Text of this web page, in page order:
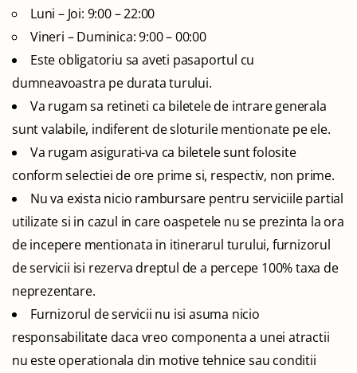
Luni – Joi: 9:00 – 22:00
Vineri – Duminica: 9:00 – 00:00
Este obligatoriu sa aveti pasaportul cu
dumneavoastra pe durata turului.
Va rugam sa retineti ca biletele de intrare generala
sunt valabile, indiferent de sloturile mentionate pe ele.
Va rugam asigurati-va ca biletele sunt folosite
conform selectiei de ore prime si, respectiv, non prime.
Nu va exista nicio rambursare pentru serviciile partial
utilizate si in cazul in care oaspetele nu se prezinta la ora
de incepere mentionata in itinerarul turului, furnizorul
de servicii isi rezerva dreptul de a percepe 100% taxa de
neprezentare.
Furnizorul de servicii nu isi asuma nicio
responsabilitate daca vreo componenta a unei atractii
nu este operationala din motive tehnice sau conditii